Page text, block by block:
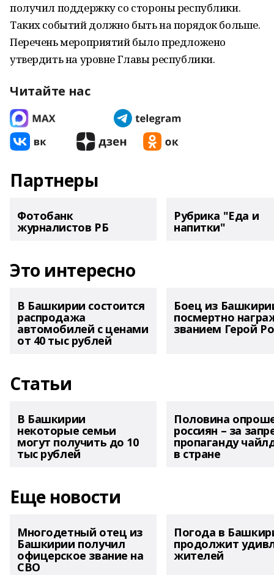
получил поддержку со стороны республики.
Таких событий должно быть на порядок больше.
Перечень мероприятий было предложено
утвердить на уровне Главы республики.
Читайте нас
Партнеры
Фотобанк
журналистов РБ
Рубрика "Еда и
напитки"
Это интересно
В Башкирии состоится
распродажа
автомобилей с ценами
от 40 тыс рублей
Боец из
посмертно
званием Герой
Статьи
В Башкирии
некоторые семьи
могут получить до 10
тыс рублей
Половина
россиян – за
пропаганду
в стране
Еще новости
Многодетный отец из
Башкирии получил
офицерское звание на
СВО
Погода в
продолжит
жителей